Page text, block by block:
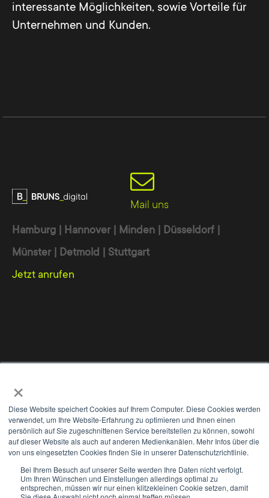
×
Diese Website speichert Cookies auf Ihrem Computer. Diese Cookies werden
verwendet, um Ihre Website-Erfahrung zu optimieren und Ihnen einen
persönlich auf Sie zugeschnittenen Service bereitstellen zu können, sowohl
auf dieser Website als auch auf anderen Medienkanälen. Mehr Infos über die
von uns eingesetzten Cookies finden Sie in unserer Datenschutzrichtlinie.
Bei Ihrem Besuch auf unserer Seite werden Ihre Daten nicht verfolgt.
Um Ihren Wünschen und Einstellungen allerdings optimal zu
entsprechen, müssen wir nur einen klitzekleinen Cookie setzen, damit
interessante Möglichkeiten, sowie Vorteile für
Unternehmen und Kunden.
Hamburg | Hannover | Minden | Düsseldorf |
Münster | Detmold | Stuttgart
Jetzt anrufen
Mail uns
Kontakt
Impressum Datenschutz AGB
Wir nutzen Cookies, um Ihnen die bestmögliche Nutzung unserer
verbessern. Wir berücksichtigen hierbei Ihre Präferenzen und
verarbeiten Daten für Marketing, Analytics und Personalisierung nur,
wenn Sie uns durch Klicken auf 'Zustimmen und weiter' Ihr
Einverständnis geben. Sie können Ihre Einwilligung jederzeit mit
Wirkung für die Zukunft widerrufen. Weitere Informationen zu den
Cookies und Anpassungsmöglichkeiten finden Sie unter dem Button
'Einstellungen'.